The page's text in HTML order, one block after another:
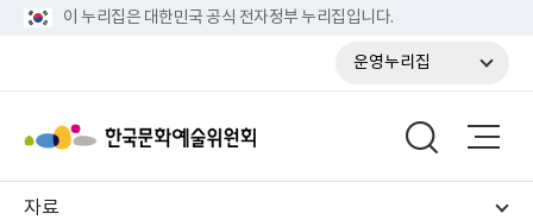
이 누리집은 대한민국 공식 전자정부 누리집입니다.
운영누리집
자료